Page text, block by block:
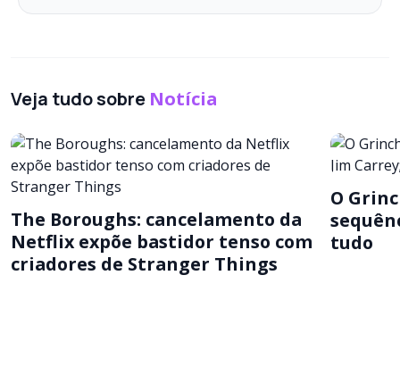
Veja tudo sobre Notícia
The Boroughs: cancelamento da
Netflix expõe bastidor tenso com
criadores de Stranger Things
O
tudo